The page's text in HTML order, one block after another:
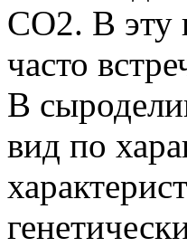
CO2. В эту
часто
В
вид по